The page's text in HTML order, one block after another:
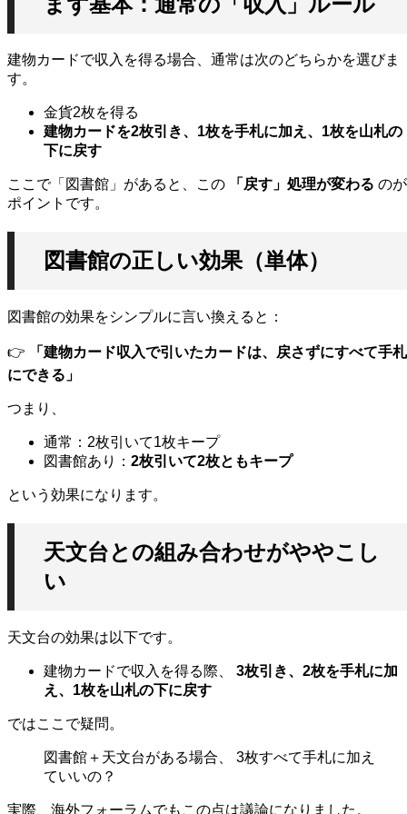
建物カードで収入を得る場合、通常は次のどちらかを選びま
す。
金貨2枚を得る
建物カードを2枚引き、1枚を手札に加え、1枚を山札の
下に戻す
ここで「図書館」があると、この 「戻す」処理が変わる のが
ポイントです。
図書館の正しい効果（単体）
図書館の効果をシンプルに言い換えると：
👉
「建物カード収入で引いたカードは、戻さずにすべて手札
にできる」
つまり、
通常：2枚引いて1枚キープ
図書館あり： 2枚引いて2枚ともキープ
という効果になります。
天文台との組み合わせがややこし
い
天文台の効果は以下です。
建物カードで収入を得る際、 3枚引き、2枚を手札に加
え、1枚を山札の下に戻す
ではここで疑問。
図書館＋天文台がある場合、 3枚すべて手札に加え
ていいの？
実際、海外フォーラムでもこの点は議論になりました。